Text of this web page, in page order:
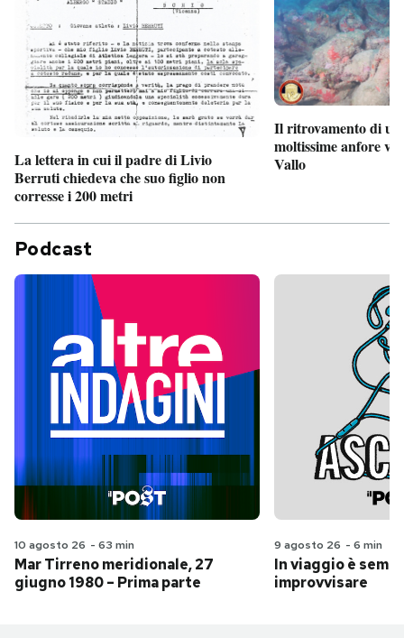
La lettera in cui il padre di Livio
Berruti chiedeva che suo figlio non
corresse i 200 metri
Il ritrovamento di
moltissime anfore
Vallo
Podcast
10 agosto 26 - 63 min
Mar Tirreno meridionale, 27
giugno 1980 – Prima parte
9 agosto 26 - 6 min
In viaggio è
improvvisare